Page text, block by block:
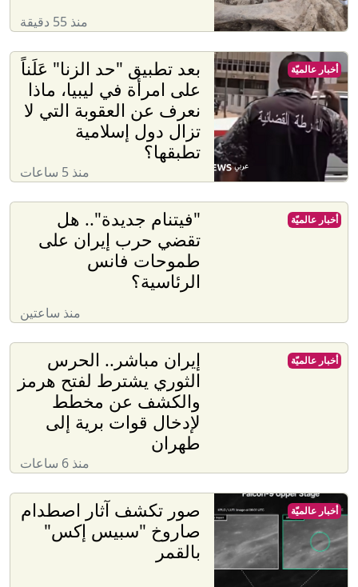
منذ 55 دقيقة
بعد تطبيق "حد الزنا" عَلَناً
على امرأة في ليبيا، ماذا
نعرف عن العقوبة التي لا
تزال دول إسلامية
تطبقها؟
منذ 5 ساعات
أخبار عالميّة
"فيتنام جديدة".. هل
تقضي حرب إيران على
طموحات فانس
الرئاسية؟
منذ ساعتين
أخبار عالميّة
إيران مباشر.. الحرس
الثوري يشترط لفتح هرمز
والكشف عن مخطط
لإدخال قوات برية إلى
طهران
منذ 6 ساعات
أخبار عالميّة
صور تكشف آثار اصطدام
صاروخ "سبيس إكس"
بالقمر
أخبار عالميّة